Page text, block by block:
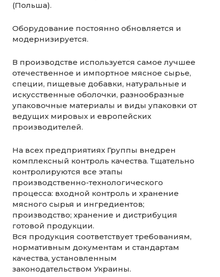
(Польша).
Оборудование постоянно обновляется и
модернизируется.
В производстве используется самое лучшее
отечественное и импортное мясное сырье,
специи, пищевые добавки, натуральные и
искусственные оболочки, разнообразные
упаковочные материалы и виды упаковки от
ведущих мировых и европейских
производителей.
На всех предприятиях Группы внедрен
комплексный контроль качества. Тщательно
контролируются все этапы
производственно-технологического
процесса: входной контроль и хранение
мясного сырья и ингредиентов;
производство; хранение и дистрибуция
готовой продукции.
Вся продукция соответствует требованиям,
нормативным документам и стандартам
качества, установленным
законодательством Украины.